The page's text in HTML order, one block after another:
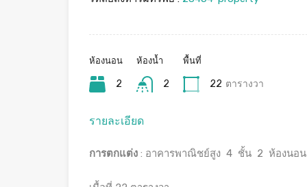
ห้องนอน
2
ห้องน้ำ
2
พื้นที่
22 ตารางวา
รายละเอียด
การตกแต่ง : อาคารพาณิชย์สูง 4 ชั้น 2 ห้องนอ